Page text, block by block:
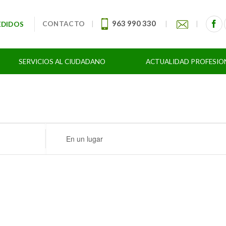
CONTACTO | 963 990 330 | |
SERVICIOS AL CIUDADANO ACTUALIDAD
Ingresa
Busca